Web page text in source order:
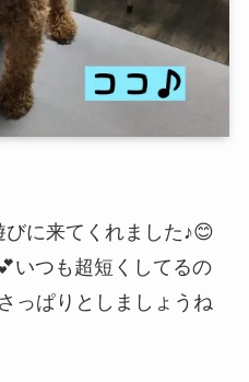
に来てくれました♪😊
いつも超短くしてるの
っぱりとしましょうね